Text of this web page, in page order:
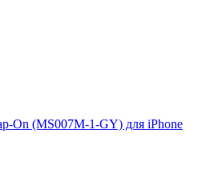
On (MS007M-1-GY) для iPhone